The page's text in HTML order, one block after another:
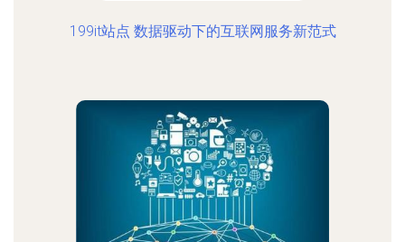
199it站点 数据驱动下的互联网服务新范式